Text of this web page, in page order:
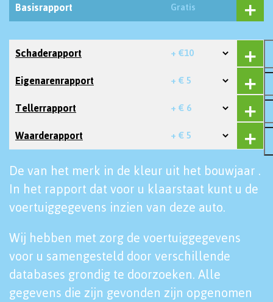
Basisrapport Gratis
Schaderapport + €10
Eigenarenrapport + € 5
Tellerrapport + € 6
Waarderapport + € 5
De van het merk in de kleur uit het bouwjaar .
In het rapport dat voor u klaarstaat kunt u de
voertuiggegevens inzien van deze auto.
Wij hebben met zorg de voertuiggegevens
voor u samengesteld door verschillende
databases grondig te doorzoeken. Alle
gegevens die zijn gevonden zijn opgenomen